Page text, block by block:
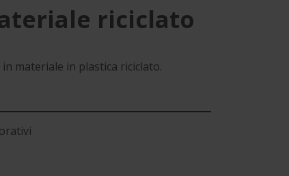
riciclato
materiale in plastica riciclato.